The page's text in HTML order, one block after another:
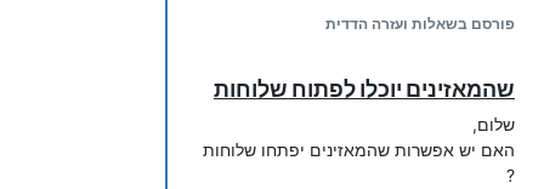
פורסם בשאלות ועזרה הדדית
שהמאזינים יוכלו לפתוח שלוחות
שלום,
האם יש אפשרות שהמאזינים יפתחו שלוחות
?